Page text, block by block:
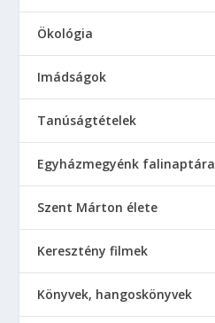
Ökológia
Imádságok
Tanúságtételek
Egyházmegyénk falinaptára
Szent Márton élete
Keresztény filmek
Könyvek, hangoskönyvek